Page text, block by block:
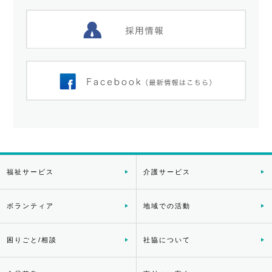
福祉サービス 介護サービス
ボランティア 地域での活動
困りごと/相談 社協について